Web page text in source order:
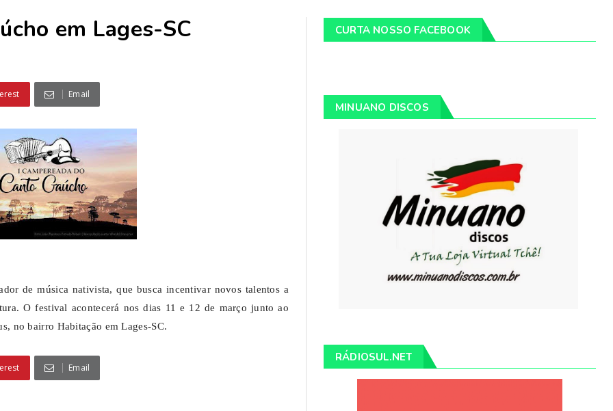
em Lages-SC
Email
de música nativista, que busca incentivar novos talentos a
O festival acontecerá nos dias 11 e 12 de março junto ao
no bairro Habitação em Lages-SC.
Email
CURTA NOSSO FACEBOOK
MINUANO DISCOS
RÁDIOSUL.NET